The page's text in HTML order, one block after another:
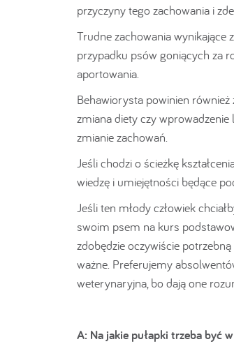
przyczyny tego zachowania i
Trudne zachowania wynikające
przypadku psów goniących za
aportowania.
Behawiorysta powinien
zmiana diety czy
zmianie zachowań.
Jeśli chodzi o ścieżkę
wiedzę i umiejętności będące
Jeśli ten młody człowiek
swoim psem na kurs
zdobędzie oczywiście
ważne. Preferujemy
weterynaryjna, bo dają one
A: Na jakie pułapki trzeba być